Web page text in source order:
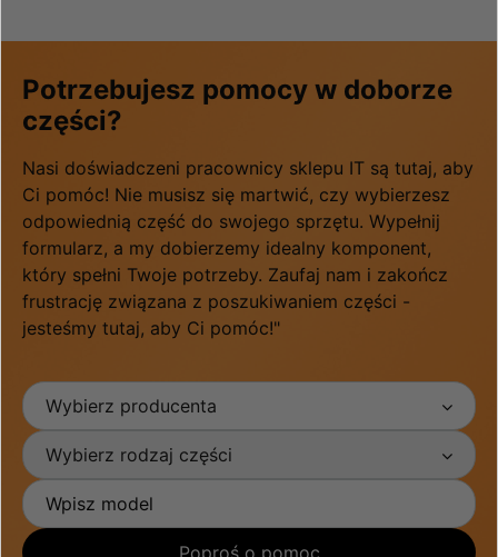
Potrzebujesz pomocy w doborze
części?
Nasi doświadczeni pracownicy sklepu IT są tutaj, aby
Ci pomóc! Nie musisz się martwić, czy wybierzesz
odpowiednią część do swojego sprzętu. Wypełnij
formularz, a my dobierzemy idealny komponent,
który spełni Twoje potrzeby. Zaufaj nam i zakończ
frustrację związana z poszukiwaniem części -
jesteśmy tutaj, aby Ci pomóc!"
Wybierz producenta
Wybierz rodzaj części
Poproś o pomoc